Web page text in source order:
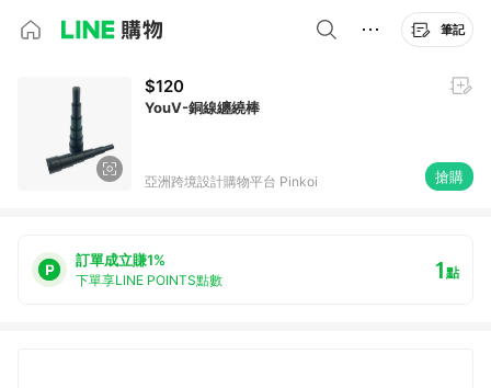
筆記
$120
YouV-銅線纏繞棒
亞洲跨境設計購物平台 Pinkoi 搶購
訂單成立賺1%
下單享LINE POINTS點數 1點